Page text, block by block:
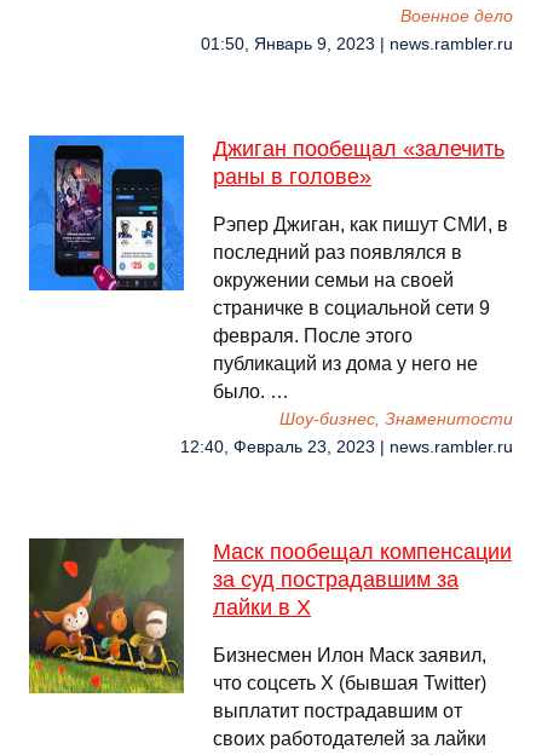
Военное дело
01:50, Январь 9, 2023 | news.rambler.ru
Джиган пообещал «залечить
раны в голове»
Рэпер Джиган, как пишут СМИ, в
последний раз появлялся в
окружении семьи на своей
страничке в социальной сети 9
февраля. После этого
публикаций из дома у него не
было. …
Шоу-бизнес, Знаменитости
12:40, Февраль 23, 2023 | news.rambler.ru
Маск пообещал компенсации
за суд пострадавшим за
лайки в X
Бизнесмен Илон Маск заявил,
что соцсеть X (бывшая Twitter)
выплатит пострадавшим от
своих работодателей за лайки